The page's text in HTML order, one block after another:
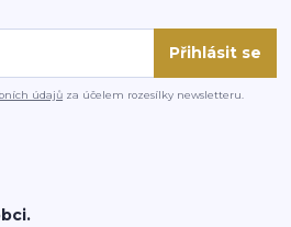
Přihlásit se
údajů za účelem rozesílky newsletteru.